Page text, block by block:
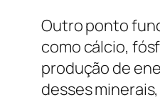
Outro ponto
como cálcio,
produção de
desses